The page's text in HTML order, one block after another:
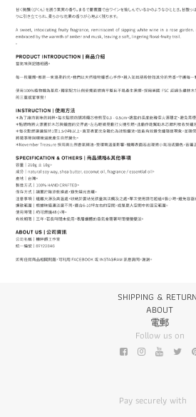
SHIPPING &
ABOUT
電郵
Follow us on
Pay securely with